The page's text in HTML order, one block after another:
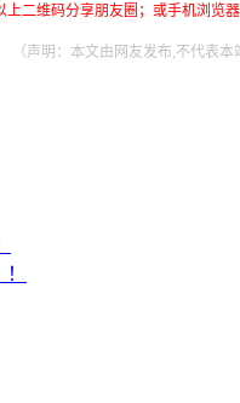
上二维码分享朋友圈；或手机浏览
（声明：本文由网友发布,不代表